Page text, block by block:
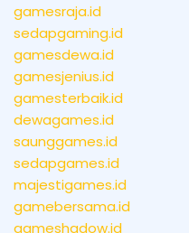
gamesraja.id
sedapgaming.id
gamesdewa.id
gamesjenius.id
gamesterbaik.id
dewagames.id
saunggames.id
sedapgames.id
majestigames.id
gamebersama.id
gameshadow.id